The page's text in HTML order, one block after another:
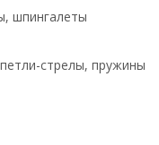
шпингалеты
стрелы, пружины